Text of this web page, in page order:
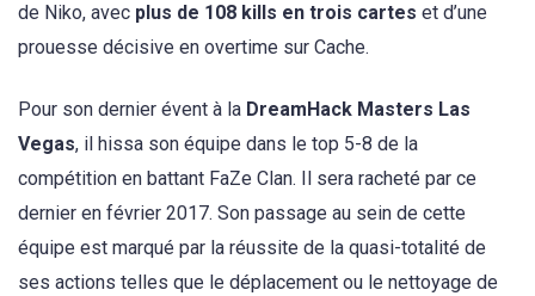
de Niko, avec plus de 108 kills en trois cartes et d’une
prouesse décisive en overtime sur Cache.
Pour son dernier évent à la DreamHack Masters Las
Vegas, il hissa son équipe dans le top 5-8 de la
compétition en battant FaZe Clan. Il sera racheté par ce
dernier en février 2017. Son passage au sein de cette
équipe est marqué par la réussite de la quasi-totalité de
ses actions telles que le déplacement ou le nettoyage de